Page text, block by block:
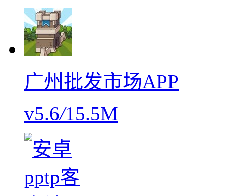
广州批发市场APP
v5.6/15.5M